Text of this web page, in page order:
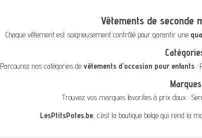
Vêtements de seconde
Chaque vêtement est soigneusement contrôlé pour garantir une
Parcourez nos catégories de vêtements d'occasion pour enfants:
Trouvez vos marques favorites à prix doux :
LesPtitsPotes.be, c’est la boutique belge qui rend la